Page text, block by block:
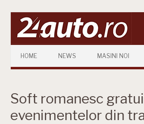
HOME NEWS MASINI NOI
Soft romanesc
evenimentelor din